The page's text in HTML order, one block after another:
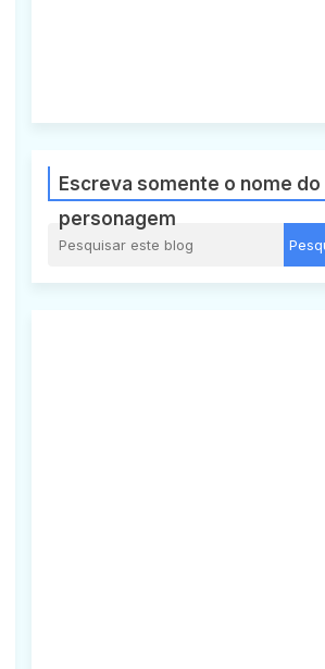
Escreva somente o nome do
personagem